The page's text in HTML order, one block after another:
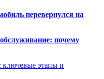
перевернулся на
почему
ключевые этапы и